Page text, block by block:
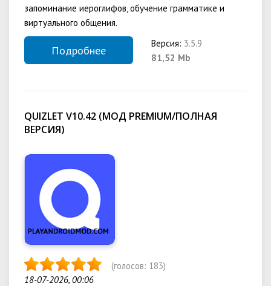
запоминание иероглифов, обучение грамматике и
виртуального общения.
Подробнее
Версия: 3.5.9
81,52 Mb
QUIZLET V10.42 (МОД PREMIUM/ПОЛНАЯ
ВЕРСИЯ)
(голосов: 183)
18-07-2026, 00:06